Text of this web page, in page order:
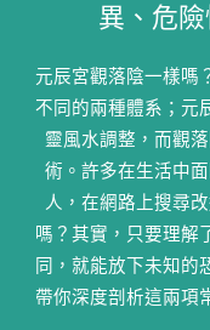
異、危
元辰宮觀落陰一樣嗎
不同的兩種體系；元
靈風水調整，而觀
術。許多在生活中
人，在網路上搜尋
嗎？其實，只要理解
同，就能放下未知的
帶你深度剖析這兩項